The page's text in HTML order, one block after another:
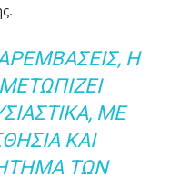
Η
ΜΕ
ΚΑΙ
ΤΩΝ